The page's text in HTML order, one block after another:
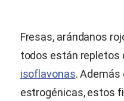
Fresas, arándanos
todos están repletos
isoflavonas. Además
estrogénicas, estos